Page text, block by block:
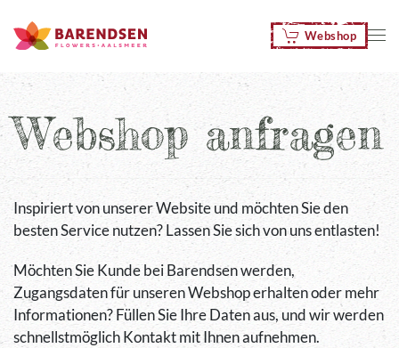
Zum Hauptinhalt springen Webshop
Webshop anfragen
Inspiriert von unserer Website und möchten Sie den
besten Service nutzen? Lassen Sie sich von uns entlasten!
Möchten Sie Kunde bei Barendsen werden,
Zugangsdaten für unseren Webshop erhalten oder mehr
Informationen? Füllen Sie Ihre Daten aus, und wir werden
schnellstmöglich Kontakt mit Ihnen aufnehmen.